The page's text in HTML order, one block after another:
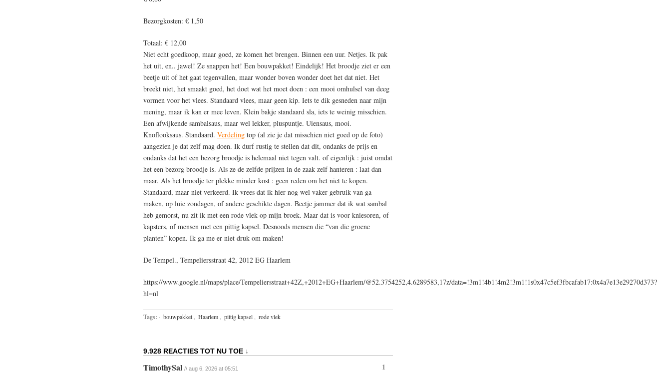
Bezorgkosten: € 1,50
Totaal: € 12,00
Niet echt goedkoop, maar goed, ze komen het brengen. Binnen een uur. Netjes. Ik pak
het uit, en.. jawel! Ze snappen het! Een bouwpakket! Eindelijk! Het broodje ziet er een
beetje uit of het gaat tegenvallen, maar wonder boven wonder doet het dat niet. Het
breekt niet, het smaakt goed, het doet wat het moet doen : een mooi omhulsel van deeg
vormen voor het vlees. Standaard vlees, maar geen kip. Iets te dik gesneden naar mijn
mening, maar ik kan er mee leven. Klein bakje standaard sla, iets te weinig misschien.
Een afwijkende sambalsaus, maar wel lekker, pluspuntje. Uiensaus, mooi.
Knoflooksaus. Standaard. Verdeling top (al zie je dat misschien niet goed op de foto)
aangezien je dat zelf mag doen. Ik durf rustig te stellen dat dit, ondanks de prijs en
ondanks dat het een bezorg broodje is helemaal niet tegen valt. of eigenlijk : juist omdat
het een bezorg broodje is. Als ze de zelfde prijzen in de zaak zelf hanteren : laat dan
maar. Als het broodje ter plekke minder kost : geen reden om het niet te kopen.
Standaard, maar niet verkeerd. Ik vrees dat ik hier nog wel vaker gebruik van ga
maken, op luie zondagen, of andere geschikte dagen. Beetje jammer dat ik wat sambal
heb gemorst, nu zit ik met een rode vlek op mijn broek. Maar dat is voor kniesoren, of
kapsters, of mensen met een pittig kapsel. Desnoods mensen die “van die groene
planten” kopen. Ik ga me er niet druk om maken!
De Tempel., Tempeliersstraat 42, 2012 EG Haarlem
https://www.google.nl/maps/place/Tempeliersstraat+42Z,+2012+EG+Haarlem/@52.3754252,4.6289583,17z/data=!3m1!4b1!4m2!3m1!1s0x47c5ef3fbcafab17:0x4a7e13e29270d373?
hl=nl
Tags: · bouwpakket Haarlem pittig kapsel rode vlek
9.928 REACTIES TOT NU TOE ↓
1
TimothySal // aug 6, 2026 at 05:51